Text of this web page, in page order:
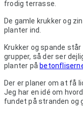
frodig terrasse.
De gamle krukker og
planter ind.
Krukker og spande
grupper, så der ser
planter på
Der er planer om at få
Jeg har en idé om
fundet på stranden og